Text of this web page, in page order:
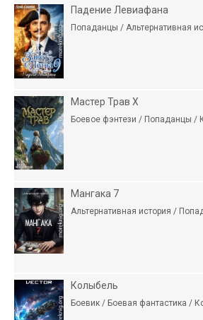
Падение Левиафана
Попаданцы / Альтернативная
Мастер Трав X
Боевое фэнтези / Попаданцы /
Мангака 7
Альтернативная история /
Колыбель
Боевик / Боевая фантастика /